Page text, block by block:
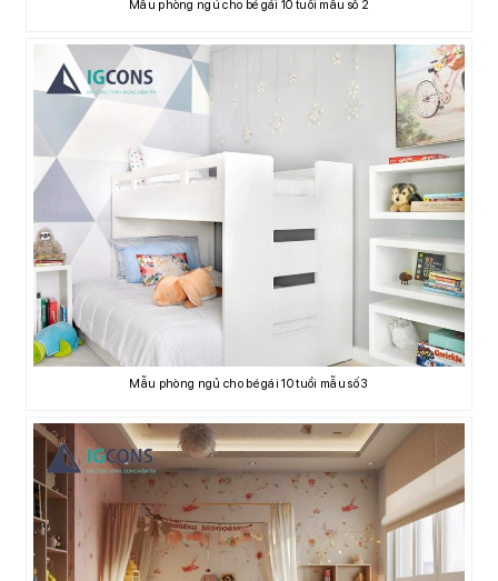
Mẫu phòng ngủ cho bé gái 10 tuổi mẫu số 2
Mẫu phòng ngủ cho bé gái 10 tuổi mẫu số 3